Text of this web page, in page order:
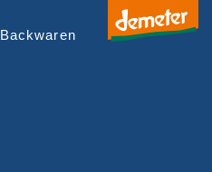
Backwaren